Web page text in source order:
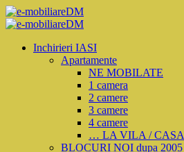
Inchirieri IASI
Apartamente
NE MOBILATE
1 camera
2 camere
3 camere
4 camere
… LA VILA / CASA
BLOCURI NOI dupa 2005